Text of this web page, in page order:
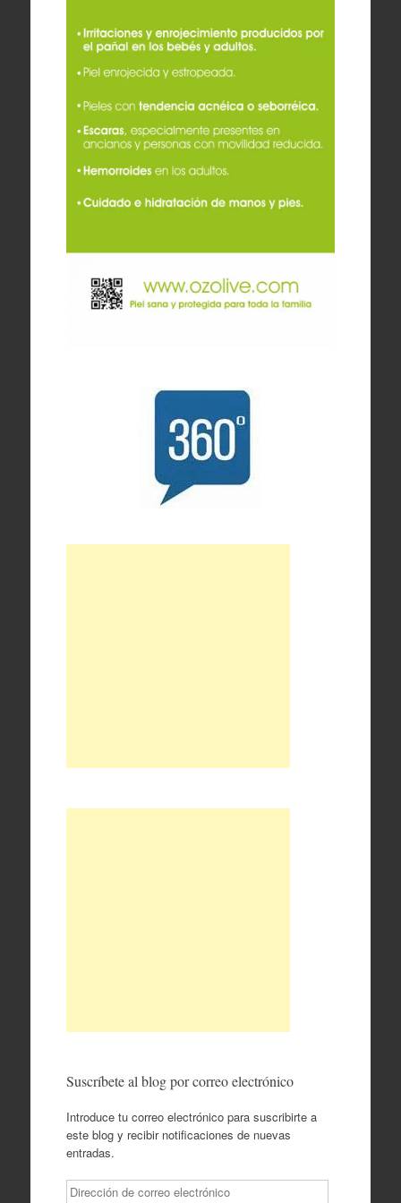
Suscríbete al blog por correo electrónico
Introduce tu correo electrónico para suscribirte a
este blog y recibir notificaciones de nuevas
entradas.
Dirección